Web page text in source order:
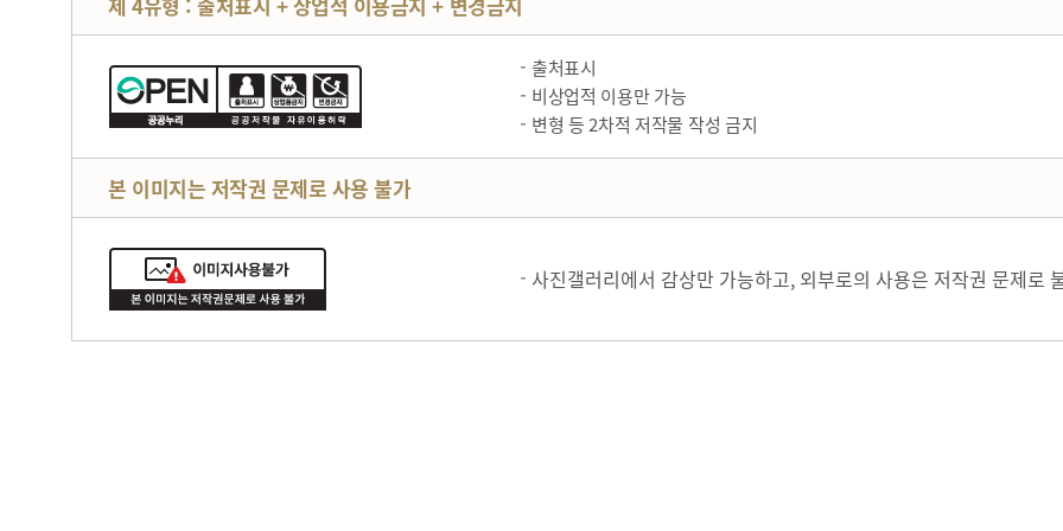
출처표시
비상업적 이용만 가능
변형 등 2차적 저작물 작성 금지
본 이미지는 저작권 문제로 사용 불가
사진갤러리에서 감상만 가능하고, 외부로의 사용은 저작권 문제로